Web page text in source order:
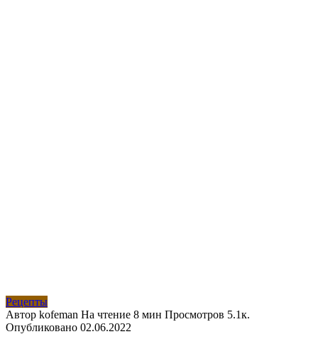
Рецепты
Автор kofeman На чтение 8 мин Просмотров 5.1к.
Опубликовано 02.06.2022